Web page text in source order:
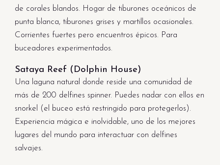
de corales blandos. Hogar de tiburones oceánicos de
punta blanca, tiburones grises y martillos ocasionales.
Corrientes fuertes pero encuentros épicos. Para
buceadores experimentados.
Sataya Reef (Dolphin House)
Una laguna natural donde reside una comunidad de
más de 200 delfines spinner. Puedes nadar con ellos en
snorkel (el buceo está restringido para protegerlos).
Experiencia mágica e inolvidable, uno de los mejores
lugares del mundo para interactuar con delfines
salvajes.